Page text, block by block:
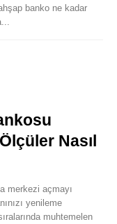
banko ne kadar
Nasıl
merkezi açmayı
yenileme
muhtemelen